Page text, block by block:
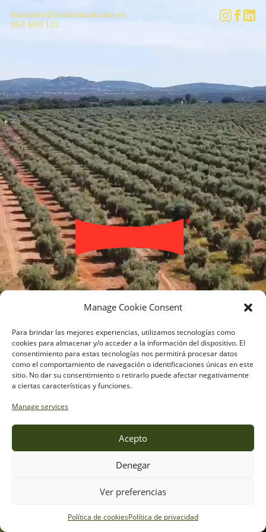
Manage Cookie Consent
Para brindar las mejores experiencias, utilizamos tecnologías como
cookies para almacenar y/o acceder a la información del dispositivo. El
consentimiento para estas tecnologías nos permitirá procesar datos
como el comportamiento de navegación o identificaciones únicas en este
sitio. No dar su consentimiento o retirarlo puede afectar negativamente
a ciertas características y funciones.
Manage services
Acepto
Denegar
Ver preferencias
Política de cookiesPolítica de privacidad
manzano@aceitesmanzano.es
968 600 112
Aceites de oliva y semillas
Desde 1966
la buena cocina
Próximamente nueva web